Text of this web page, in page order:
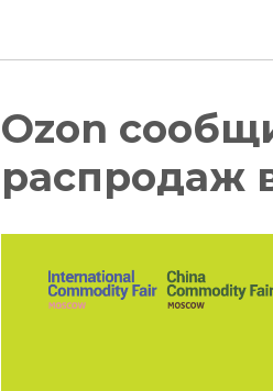
Ozon
распродаж